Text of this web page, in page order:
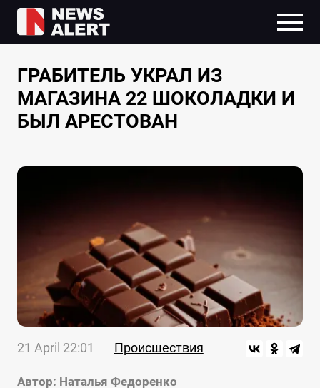
ГРАБИТЕЛЬ УКРАЛ ИЗ
МАГАЗИНА 22 ШОКОЛАДКИ И
БЫЛ АРЕСТОВАН
21 April 22:01 Происшествия
Автор: Наталья Федоренко